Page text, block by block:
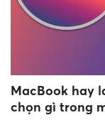
MacBook hay
chọn gì trong